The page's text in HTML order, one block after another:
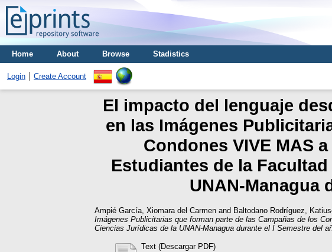
Home About Browse Stadistics
Login Create Account
El impacto del lenguaje
en las Imágenes
Condones VIVE MAS
Estudiantes de la
UNAN-Managua
Ampié García, Xiomara del Carmen and Baltodano Rodríguez,
Imágenes Publicitarias que forman parte de las Campañas de los
Ciencias Jurídicas de la UNAN-Managua durante el I Semestre del
Text (Descargar PDF)